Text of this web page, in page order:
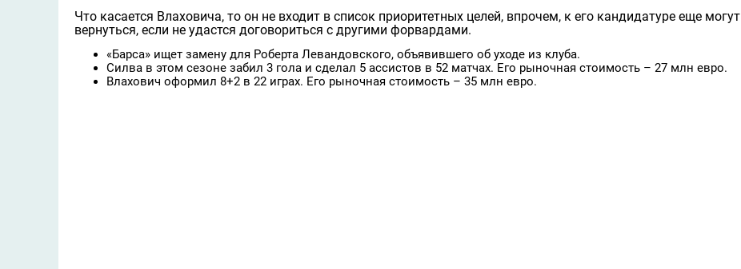
Что касается Влаховича, то он не входит в список приоритетных целей, впрочем, к его кандидатуре еще могут
вернуться, если не удастся договориться с другими форвардами.
«Барса» ищет замену для Роберта Левандовского, объявившего об уходе из клуба.
Силва в этом сезоне забил 3 гола и сделал 5 ассистов в 52 матчах. Его рыночная стоимость – 27 млн евро.
Влахович оформил 8+2 в 22 играх. Его рыночная стоимость – 35 млн евро.